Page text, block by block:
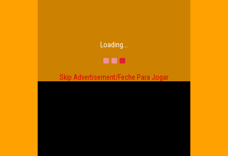
Loading...
Skip Advertisement/Feche Para Jogar